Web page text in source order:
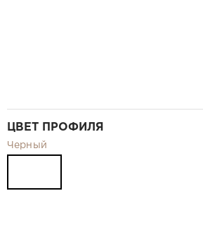
ЦВЕТ ПРОФИЛЯ
Черный